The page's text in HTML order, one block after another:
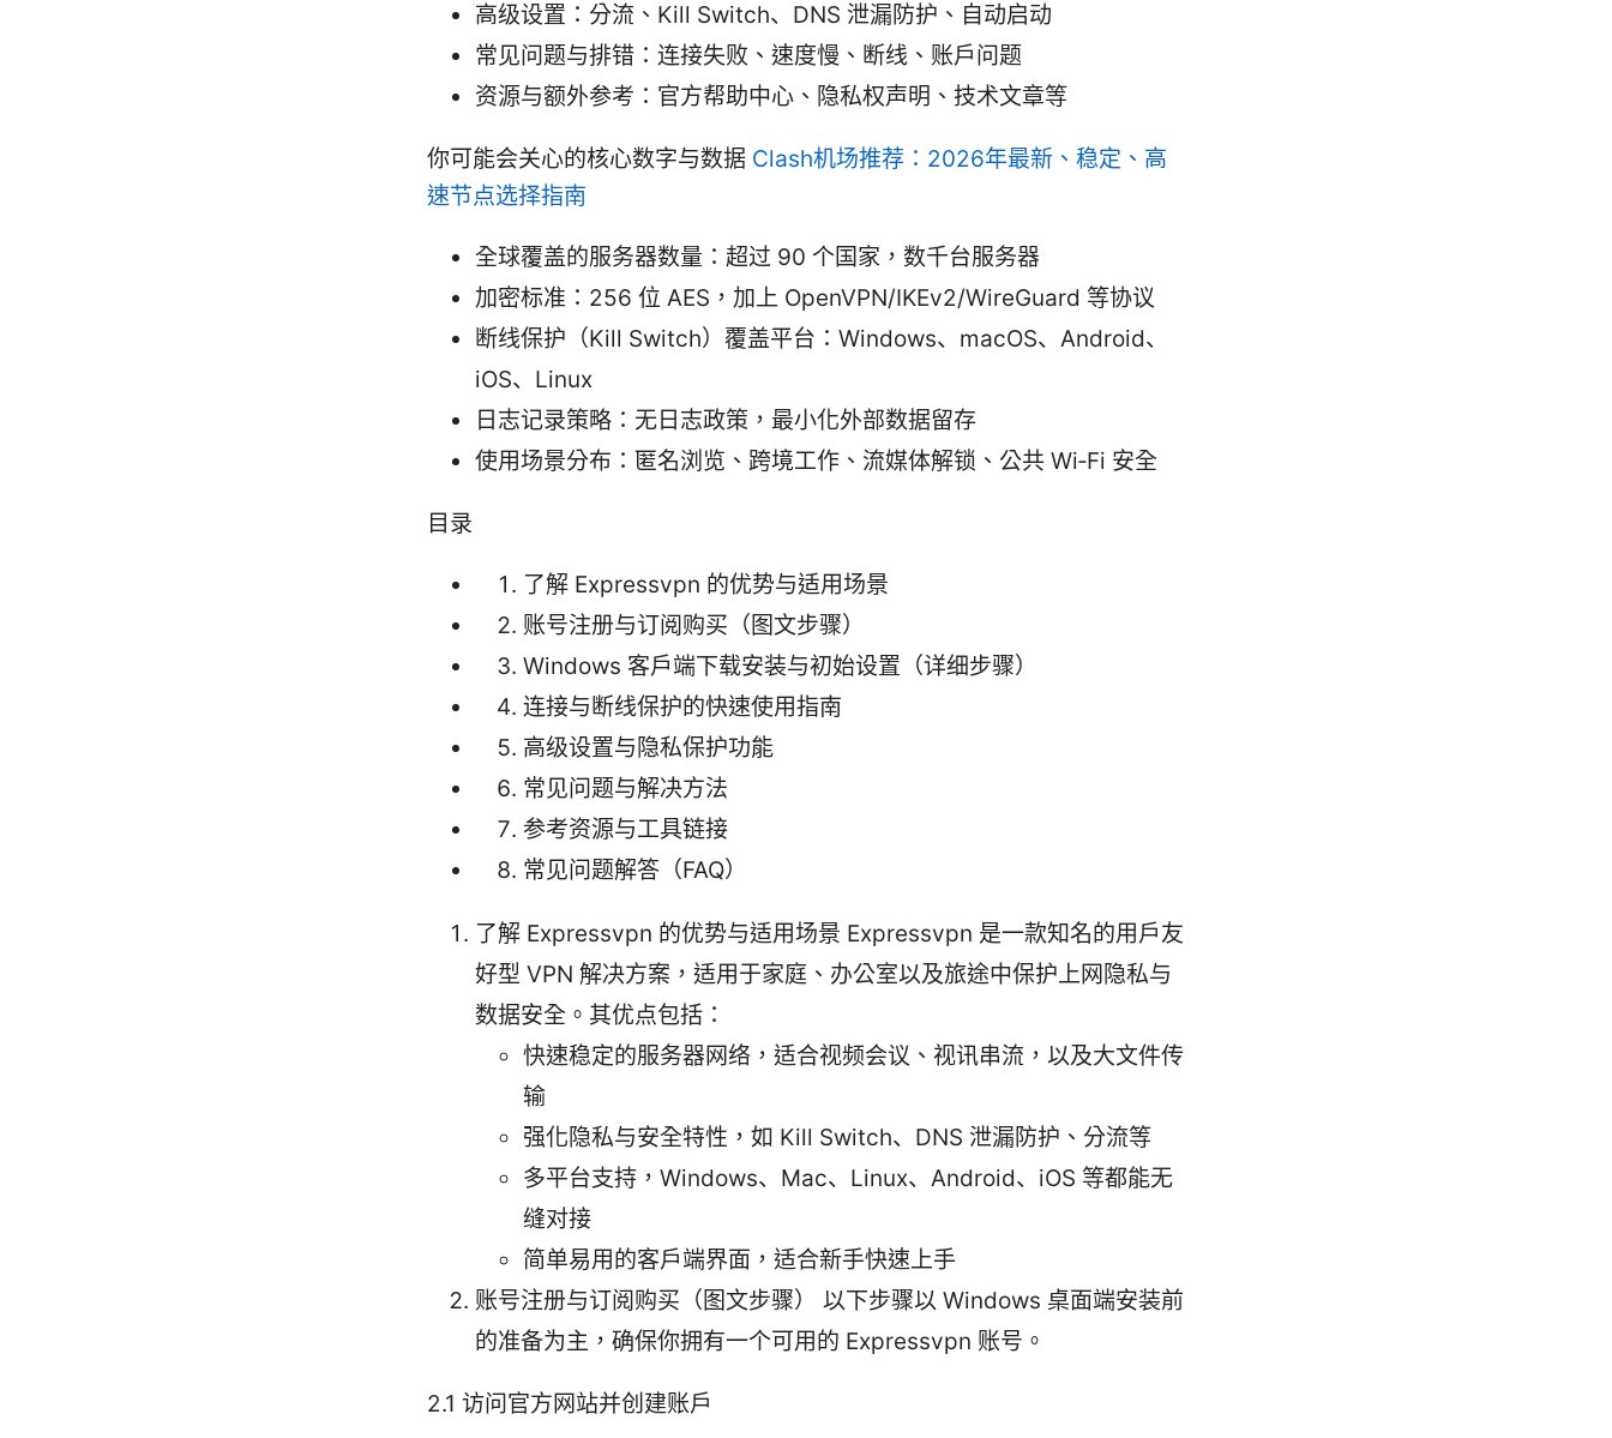
高级设置：分流、Kill Switch、DNS 泄漏防护、自动启动
常见问题与排错：连接失败、速度慢、断线、账户问题
资源与额外参考：官方帮助中心、隐私权声明、技术文章等
你可能会关心的核心数字与数据 Clash机场推荐：2026年最新、稳定、高
速节点选择指南
全球覆盖的服务器数量：超过 90 个国家，数千台服务器
加密标准：256 位 AES，加上 OpenVPN/IKEv2/WireGuard 等协议
断线保护（Kill Switch）覆盖平台：Windows、macOS、Android、
iOS、Linux
日志记录策略：无日志政策，最小化外部数据留存
使用场景分布：匿名浏览、跨境工作、流媒体解锁、公共 Wi‑Fi 安全
目录
了解 Expressvpn 的优势与适用场景
账号注册与订阅购买（图文步骤）
Windows 客户端下载安装与初始设置（详细步骤）
连接与断线保护的快速使用指南
高级设置与隐私保护功能
常见问题与解决方法
参考资源与工具链接
常见问题解答（FAQ）
了解 Expressvpn 的优势与适用场景 Expressvpn 是一款知名的用户友
好型 VPN 解决方案，适用于家庭、办公室以及旅途中保护上网隐私与
数据安全。其优点包括：
快速稳定的服务器网络，适合视频会议、视讯串流，以及大文件传
输
强化隐私与安全特性，如 Kill Switch、DNS 泄漏防护、分流等
多平台支持，Windows、Mac、Linux、Android、iOS 等都能无
缝对接
简单易用的客户端界面，适合新手快速上手
账号注册与订阅购买（图文步骤） 以下步骤以 Windows 桌面端安装前
的准备为主，确保你拥有一个可用的 Expressvpn 账号。
2.1 访问官方网站并创建账户